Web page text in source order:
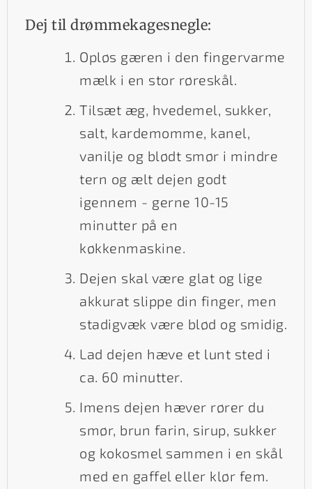
Dej til drømmekagesnegle:
Opløs gæren i den fingervarme
mælk i en stor røreskål.
Tilsæt æg, hvedemel, sukker,
salt, kardemomme, kanel,
vanilje og blødt smør i mindre
tern og ælt dejen godt
igennem - gerne 10-15
minutter på en
køkkenmaskine.
Dejen skal være glat og lige
akkurat slippe din finger, men
stadigvæk være blød og smidig.
Lad dejen hæve et lunt sted i
ca. 60 minutter.
Imens dejen hæver rører du
smør, brun farin, sirup, sukker
og kokosmel sammen i en skål
med en gaffel eller klør fem.